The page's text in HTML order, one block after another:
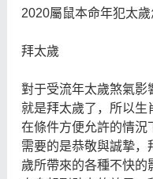
2020屬鼠本命年犯太歲
拜太歲
對于受流年太歲煞氣影
就是拜太歲了，所以生
在條件方便允許的情況
需要的是恭敬與誠摯，
歲所帶來的各種不快的